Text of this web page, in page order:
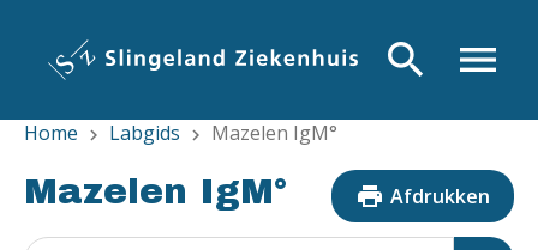
inhoud
menu
search
Home chevron_right Labgids chevron_right Mazelen IgM°
Mazelen IgM° print Afdrukken